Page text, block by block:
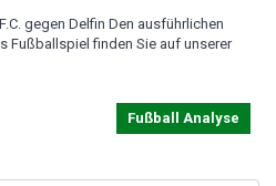
gegen Delfin Den ausführlichen
Fußballspiel finden Sie auf unserer
Fußball Analyse